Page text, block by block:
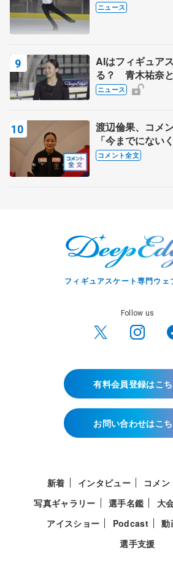
ニュース
AIはフィギュア
る？ 青木祐奈
ニングの未来
ニュース
渡辺倫果、コメ
「今までにない
れている」 【
コメント全文
フィギュアスケート専門ウェ
Follow us
有料会員登録はこ
お問い合わせはこ
新着 インタビュー コメ
写真ギャラリー
選手名鑑 大
アイスショー
Podcast 動
選手支援